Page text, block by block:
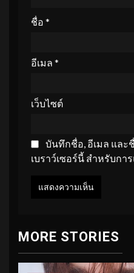
ชื่อ *
อีเมล *
เว็บไซต์
บันทึกชื่อ, อีเมล และ
เบราว์เซอร์นี้ สำหรับกา
MORE STORIES